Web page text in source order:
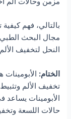
بالتالي، فهم
مجال البحث
النحل لتخفيف
الختام:
تخفيف الألم
الأبومينات يساعد
حالات اللسعة